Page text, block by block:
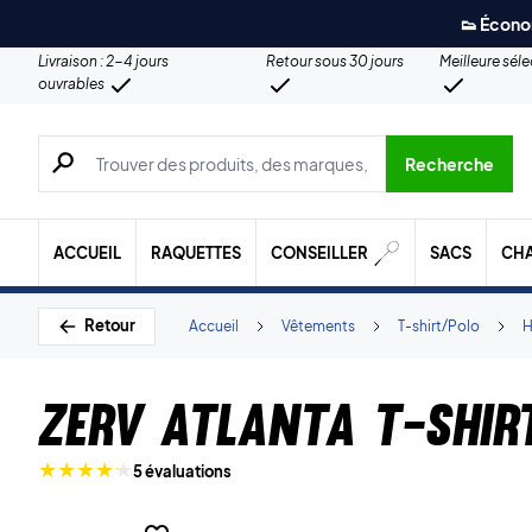
👟
Livraison : 2-4 jours
ouvrables
Retour sous 30 jours Meilleure
Recherche de produits, de marques, etc.
Recherche
ACCUEIL RAQUETTES CONSEILLER SACS
Retour T-shirt/Polo
Vêtements
Accueil
ZERV Atlanta T-
5 évaluations